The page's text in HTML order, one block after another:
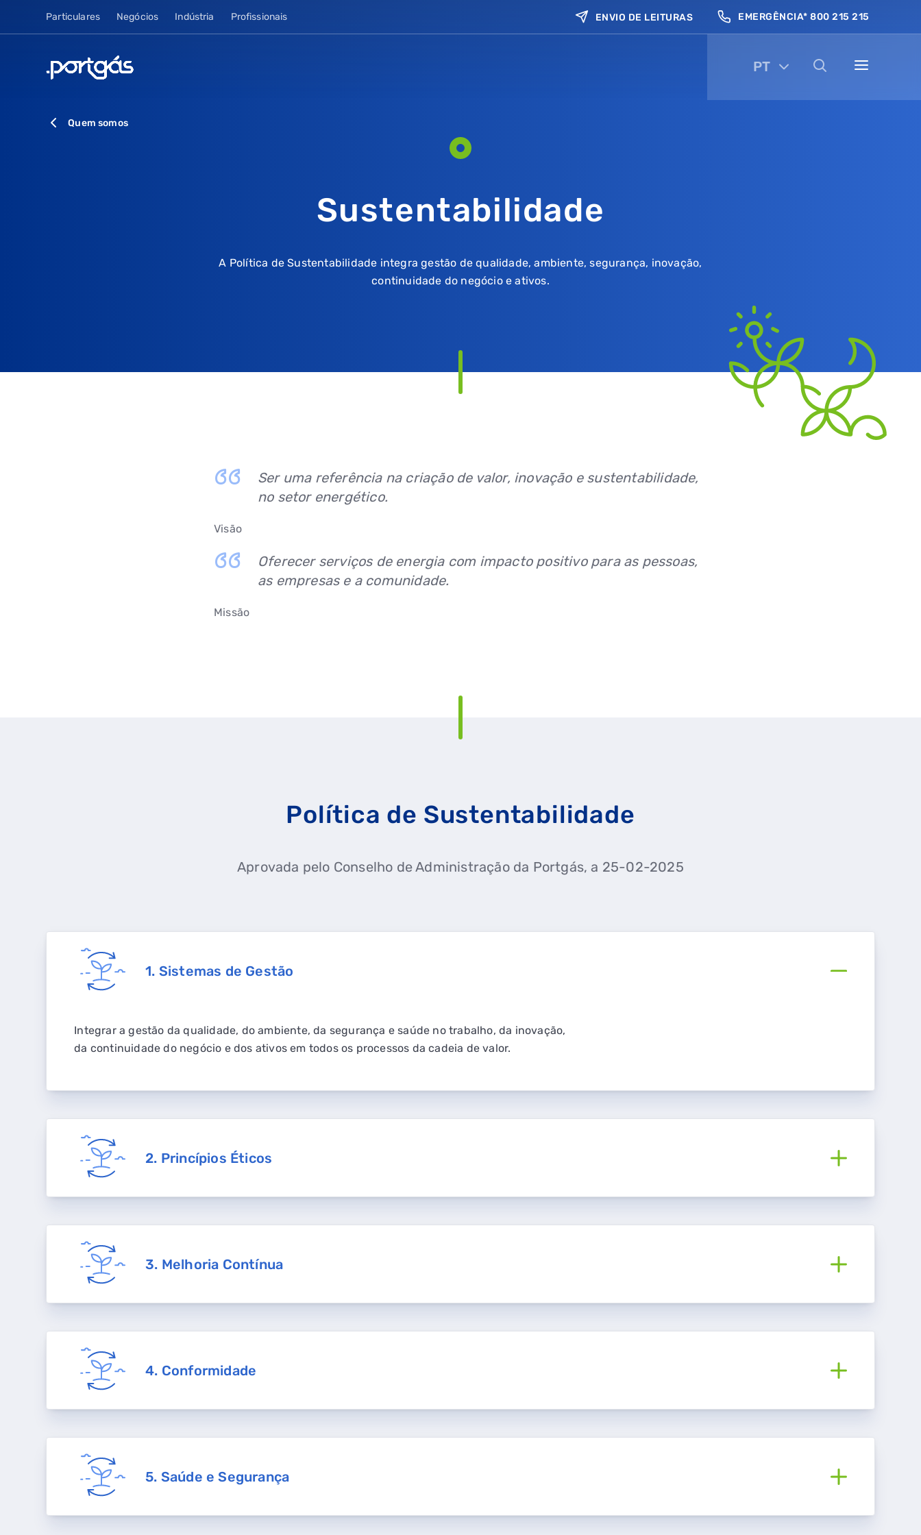
Particulares Negócios Indústria Profissionais ENVIO DE LEITURAS EMERGÊNCIA* 800 215 215
PT
Quem somos
Sustentabilidade
A Política de Sustentabilidade integra gestão de qualidade, ambiente, segurança, inovação,
continuidade do negócio e ativos.
Ser uma referência na criação de valor, inovação e sustentabilidade,
no setor energético.
Visão
Oferecer serviços de energia com impacto positivo para as pessoas,
as empresas e a comunidade.
Missão
Política de Sustentabilidade
Aprovada pelo Conselho de Administração da Portgás, a 25-02-2025
1. Sistemas de Gestão
Integrar a gestão da qualidade, do ambiente, da segurança e saúde no trabalho, da inovação,
da continuidade do negócio e dos ativos em todos os processos da cadeia de valor.
2. Princípios Éticos
3. Melhoria Contínua
4. Conformidade
5. Saúde e Segurança